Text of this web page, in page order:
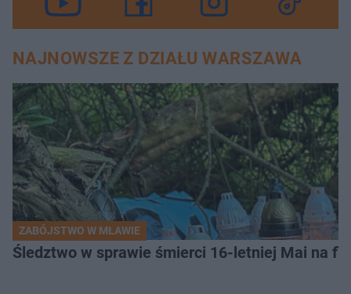
NAJNOWSZE Z DZIAŁU WARSZAWA
ZABÓJSTWO W MŁAWIE
Śledztwo w sprawie śmierci 16-letniej Mai na